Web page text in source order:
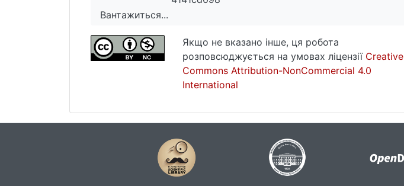
Вантажиться...
Вантажиться...
Якщо не вказано інше, ця робота
розповсюджується на умовах ліцензії Creative
Commons Attribution-NonCommercial 4.0
International